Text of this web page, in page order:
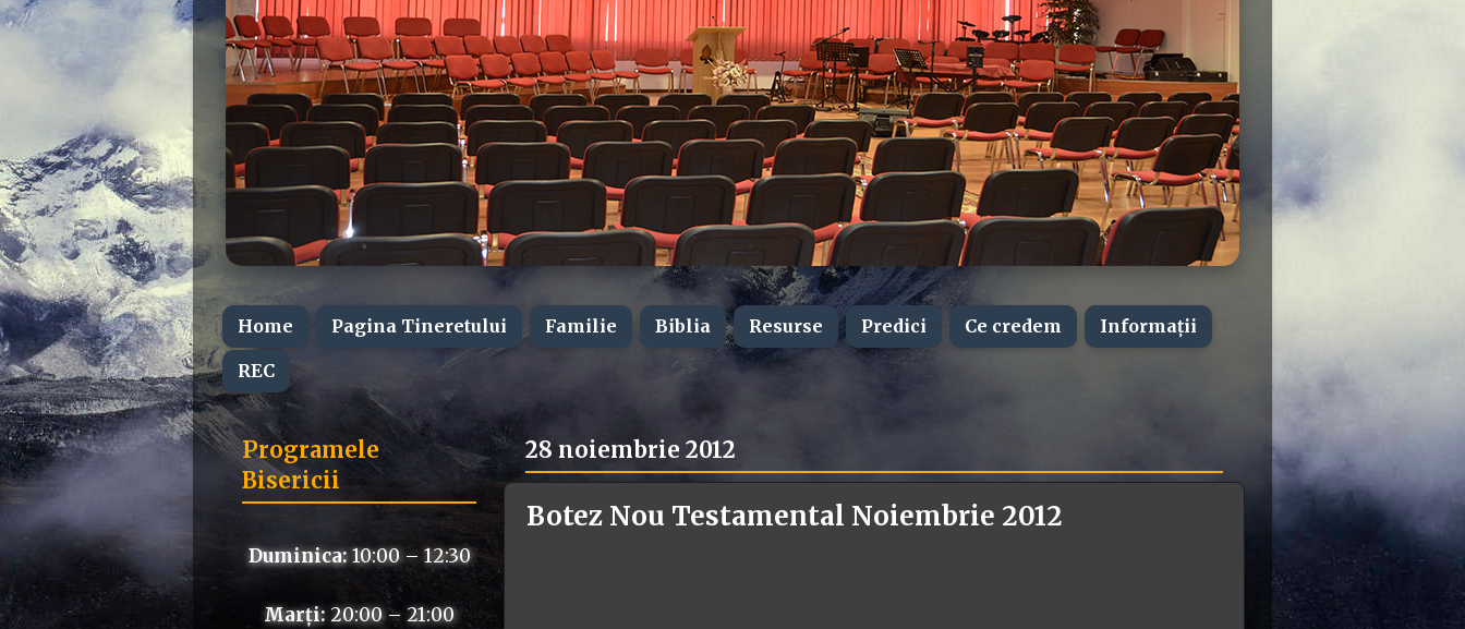
Home Pagina Tineretului Familie Biblia Resurse Predici Ce credem Informații
REC
28 noiembrie 2012
Botez Nou Testamental Noiembrie 2012
Programele
Bisericii
Duminica: 10:00 – 12:30
Marți:20:00 – 21:00